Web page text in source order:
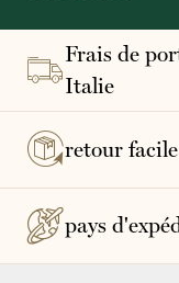
Frais de
Italie
retour facile
pays